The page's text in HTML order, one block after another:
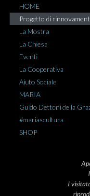
HOME
Progetto di
La Mostra
La Chiesa
Eventi
La Cooperativa
Aiuto Sociale
MARIA
Guido Dettoni della
#mariascultura
SHOP
I